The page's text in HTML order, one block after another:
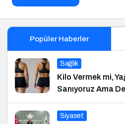
Popüler Haberler
Sağlık
Kilo Vermek mi,
Sanıyoruz Ama
Siyaset